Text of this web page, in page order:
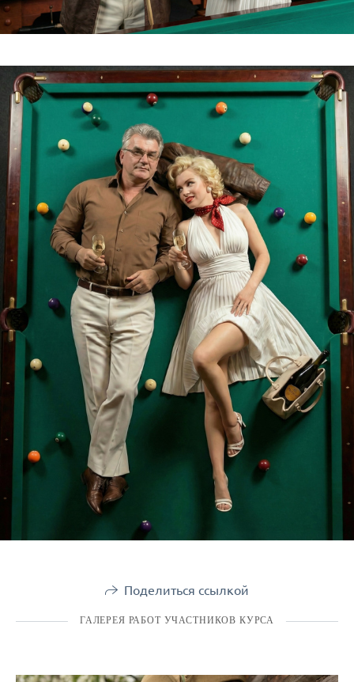
Поделиться ссылкой
ГАЛЕРЕЯ РАБОТ УЧАСТНИКОВ КУРСА